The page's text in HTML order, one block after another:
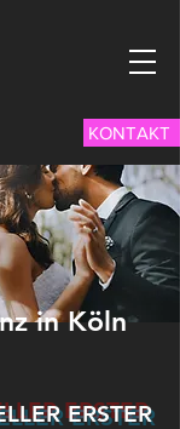
KONTAKT
in Köln
ERSTER